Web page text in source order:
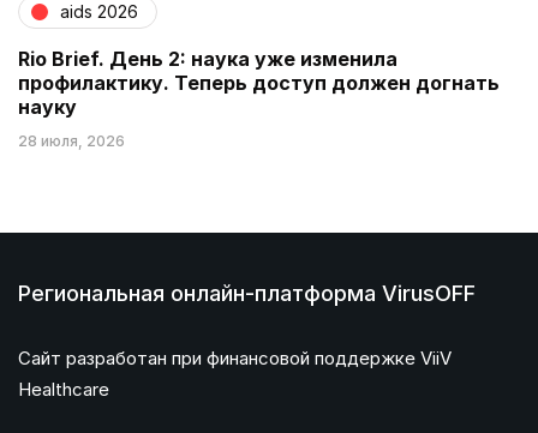
aids 2026
Rio Brief. День 2: наука уже изменила
профилактику. Теперь доступ должен догнать
науку
28 июля, 2026
Региональная онлайн-платформа VirusOFF
Сайт разработан при финансовой поддержке ViiV
Healthcare